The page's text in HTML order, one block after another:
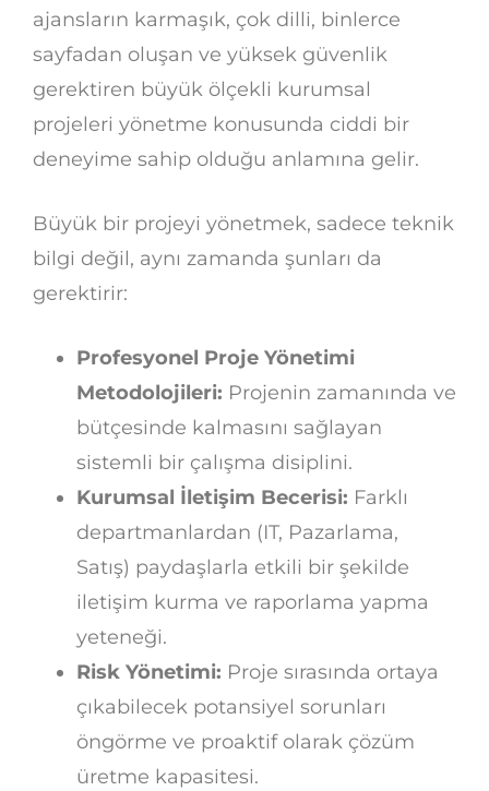
ajansların karmaşık, çok dilli, binlerce
sayfadan oluşan ve yüksek güvenlik
gerektiren büyük ölçekli kurumsal
projeleri yönetme konusunda ciddi bir
deneyime sahip olduğu anlamına gelir.
Büyük bir projeyi yönetmek, sadece teknik
bilgi değil, aynı zamanda şunları da
gerektirir:
Profesyonel Proje Yönetimi
Metodolojileri: Projenin zamanında ve
bütçesinde kalmasını sağlayan
sistemli bir çalışma disiplini.
Kurumsal İletişim Becerisi: Farklı
departmanlardan (IT, Pazarlama,
Satış) paydaşlarla etkili bir şekilde
iletişim kurma ve raporlama yapma
yeteneği.
Risk Yönetimi: Proje sırasında ortaya
çıkabilecek potansiyel sorunları
öngörme ve proaktif olarak çözüm
üretme kapasitesi.